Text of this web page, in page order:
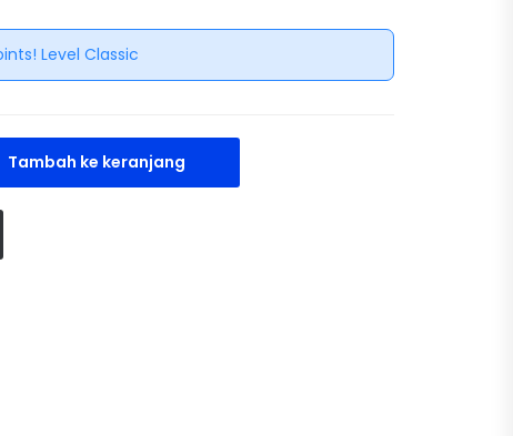
Level Classic
Tambah ke keranjang